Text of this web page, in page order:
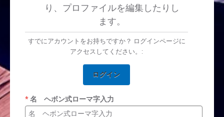
り、プロファイルを編集したりし
ます。
すでにアカウントをお持ちですか？ ログインページに
アクセスしてください。:
ログイン
名 ヘボン式ローマ字入力